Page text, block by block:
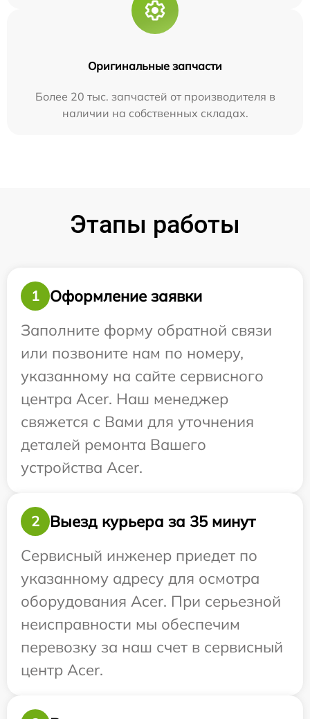
Оригинальные запчасти
Более 20 тыс. запчастей от производителя в
наличии на собственных складах.
Этапы работы
1
Оформление заявки
Заполните форму обратной связи
или позвоните нам по номеру,
указанному на сайте сервисного
центра Acer. Наш менеджер
свяжется с Вами для уточнения
деталей ремонта Вашего
устройства Acer.
2
Выезд курьера за 35 минут
Сервисный инженер приедет по
указанному адресу для осмотра
оборудования Acer. При серьезной
неисправности мы обеспечим
перевозку за наш счет в сервисный
центр Acer.